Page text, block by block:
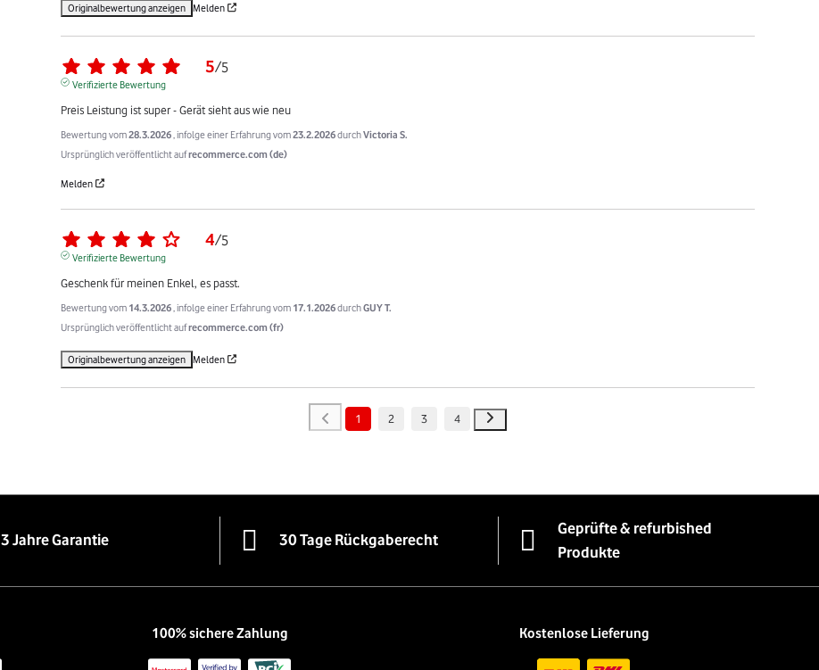
Originalbewertung anzeigen Melden
5/5
Verifizierte Bewertung
Preis Leistung ist super - Gerät sieht aus wie neu
Bewertung vom28.3.2026 , infolge einer Erfahrung vom23.2.2026durchVictoria S.
Ursprünglich veröffentlicht aufrecommerce.com (de)
Melden
4/5
Verifizierte Bewertung
Geschenk für meinen Enkel, es passt.
Bewertung vom 14.3.2026 , infolge einer Erfahrung vom 17.1.2026durchGUY T.
Ursprünglich veröffentlicht aufrecommerce.com (fr)
Originalbewertung anzeigen Melden
1 2 3 4
3 Jahre Garantie 30 Tage Rückgaberecht
Geprüfte & refurbished
Produkte
100% sichere Zahlung Kostenlose Lieferung